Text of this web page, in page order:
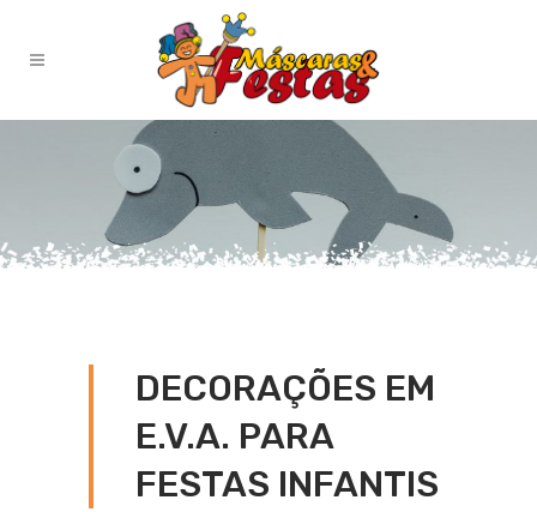
DECORAÇÕES EM
E.V.A. PARA
FESTAS INFANTIS